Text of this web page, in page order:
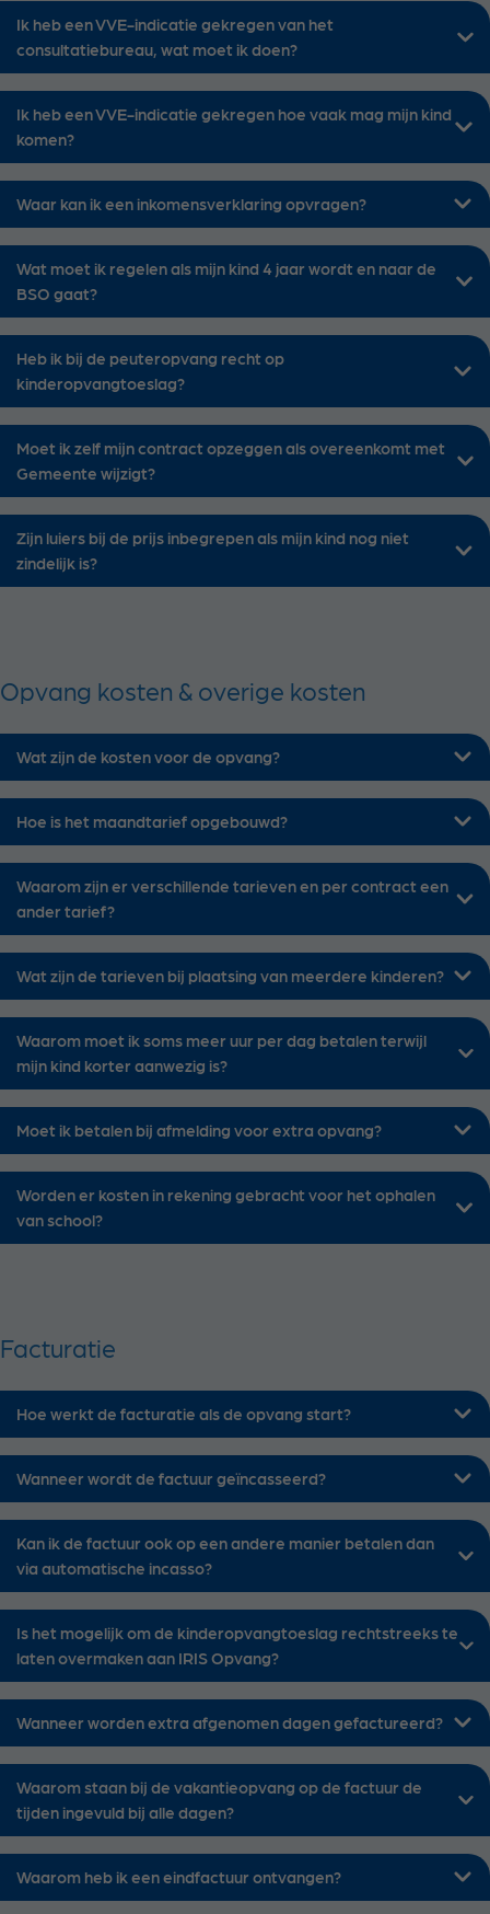
Ik heb een VVE-indicatie gekregen van het
consultatiebureau, wat moet ik doen?
Ik heb een VVE-indicatie gekregen hoe vaak mag mijn kind
komen?
Waar kan ik een inkomensverklaring opvragen?
Wat moet ik regelen als mijn kind 4 jaar wordt en naar de
BSO gaat?
Heb ik bij de peuteropvang recht op
kinderopvangtoeslag?
Moet ik zelf mijn contract opzeggen als overeenkomt met
Gemeente wijzigt?
Zijn luiers bij de prijs inbegrepen als mijn kind nog niet
zindelijk is?
Opvang kosten & overige kosten
Wat zijn de kosten voor de opvang?
Hoe is het maandtarief opgebouwd?
Waarom zijn er verschillende tarieven en per contract een
ander tarief?
Wat zijn de tarieven bij plaatsing van meerdere kinderen?
Waarom moet ik soms meer uur per dag betalen terwijl
mijn kind korter aanwezig is?
Moet ik betalen bij afmelding voor extra opvang?
Worden er kosten in rekening gebracht voor het ophalen
van school?
Facturatie
Hoe werkt de facturatie als de opvang start?
Wanneer wordt de factuur geïncasseerd?
Kan ik de factuur ook op een andere manier betalen dan
via automatische incasso?
Is het mogelijk om de kinderopvangtoeslag rechtstreeks te
laten overmaken aan IRIS Opvang?
Wanneer worden extra afgenomen dagen gefactureerd?
Waarom staan bij de vakantieopvang op de factuur de
tijden ingevuld bij alle dagen?
Waarom heb ik een eindfactuur ontvangen?